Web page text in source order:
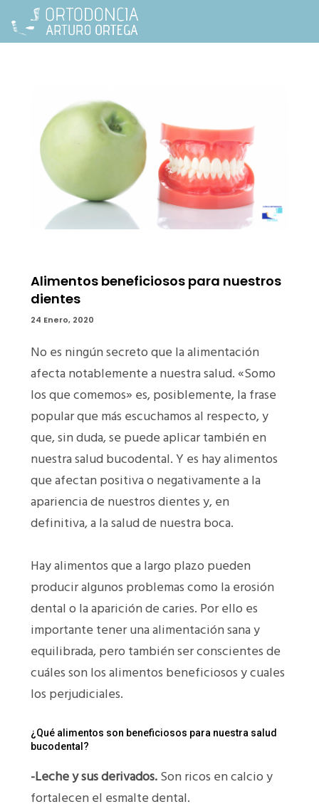
Alimentos beneficiosos para nuestros
dientes
24 Enero, 2020
No es ningún secreto que la alimentación
afecta notablemente a nuestra salud. «Somo
los que comemos» es, posiblemente, la frase
popular que más escuchamos al respecto, y
que, sin duda, se puede aplicar también en
nuestra salud bucodental. Y es hay alimentos
que afectan positiva o negativamente a la
apariencia de nuestros dientes y, en
definitiva, a la salud de nuestra boca.
Hay alimentos que a largo plazo pueden
producir algunos problemas como la erosión
dental o la aparición de caries. Por ello es
importante tener una alimentación sana y
equilibrada, pero también ser conscientes de
cuáles son los alimentos beneficiosos y cuales
los perjudiciales.
¿Qué alimentos son beneficiosos para nuestra salud
bucodental?
-Leche y sus derivados.Son ricos en calcio y
fortalecen el esmalte dental.